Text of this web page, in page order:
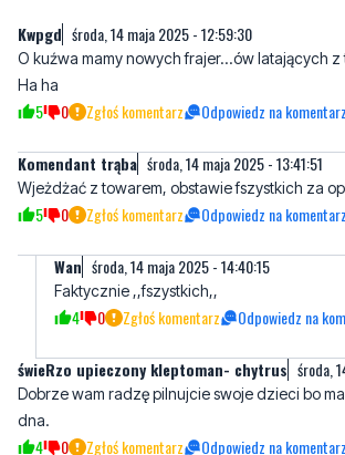
5 0 Zgłoś komentarz Odpowiedz na komentarz
Komendant trąba
Wjeżdżać z towarem, obstawie fszystkich za
Wan środa, 14 maja 2025 - 14:40:15
Faktycznie ,,fszystkich,,
świeRzo upieczony kleptoman- chytrus
Dobrze wam radzę pilnujcie swoje dzieci bo ma
4 0 Zgłoś komentarz Odpowiedz na
Ziobro
Gniewino jest niestety całe do wymiany są